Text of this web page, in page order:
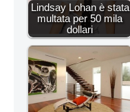
Lindsay Lohan è stata
multata per 50 mila
dollari